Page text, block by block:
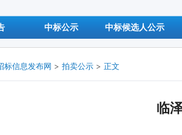
中标公示 中标候选人公示
标信息发布网 > 拍卖公示 > 正文
临